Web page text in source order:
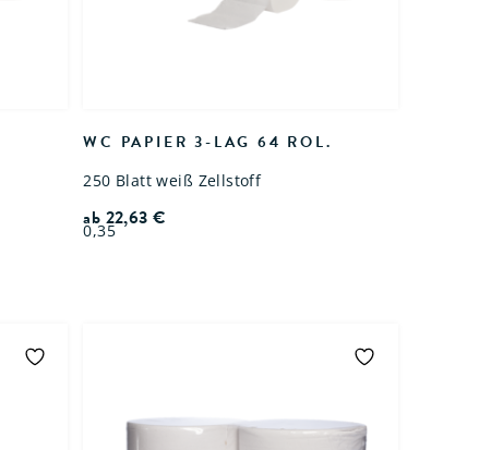
WC PAPIER 3-LAG 64 ROL.
250 Blatt weiß Zellstoff
ab 22,63€
0,35